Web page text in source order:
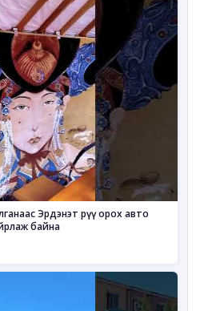
Эрдэнэт рүү орох авто
байна